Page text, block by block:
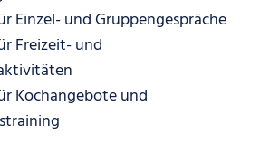
Einzel- und Gruppengespräche
Freizeit- und
Kochangebote und